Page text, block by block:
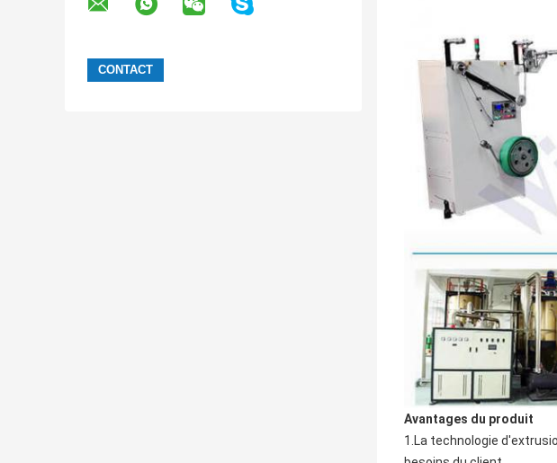
Avantages du produit
1.La technologie